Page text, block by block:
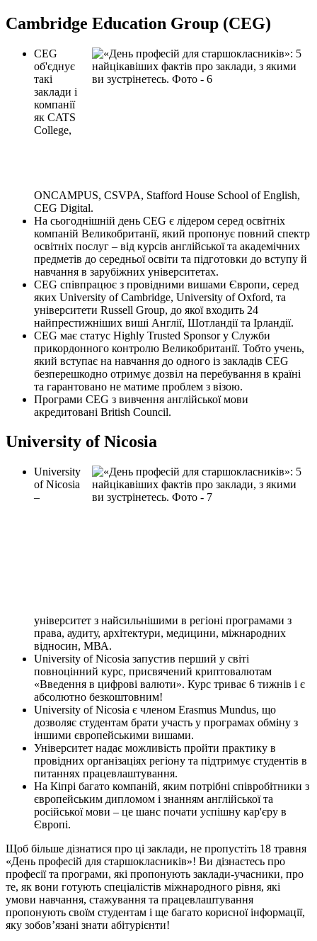
Cambridge Education Group (CEG)
CEG
об'єднує
такі
заклади і
компанії
як CATS
College,
ONCAMPUS, CSVPA, Stafford House School of English,
CEG Digital.
На сьогоднішній день CEG є лідером серед освітніх
компаній Великобританії, який пропонує повний спектр
освітніх послуг – від курсів англійської та академічних
предметів до середньої освіти та підготовки до вступу й
навчання в зарубіжних університетах.
CEG співпрацює з провідними вишами Європи, серед
яких University of Cambridge, University of Oxford, та
університети Russell Group, до якої входить 24
найпрестижніших виші Англії, Шотландії та Ірландії.
CEG має статус Highly Trusted Sponsor у Служби
прикордонного контролю Великобританії. Тобто учень,
який вступає на навчання до одного із закладів CEG
безперешкодно отримує дозвіл на перебування в країні
та гарантовано не матиме проблем з візою.
Програми CEG з вивчення англійської мови
акредитовані British Council.
University of Nicosia
University
of Nicosia
–
університет з найсильнішими в регіоні програмами з
права, аудиту, архітектури, медицини, міжнародних
відносин, МВА.
University of Nicosia запустив перший у світі
повноцінний курс, присвячений криптовалютам
«Введення в цифрові валюти». Курс триває 6 тижнів і є
абсолютно безкоштовним!
University of Nicosia є членом Erasmus Mundus, що
дозволяє студентам брати участь у програмах обміну з
іншими європейськими вишами.
Університет надає можливість пройти практику в
провідних організаціях регіону та підтримує студентів в
питаннях працевлаштування.
На Кіпрі багато компаній, яким потрібні співробітники з
європейським дипломом і знанням англійської та
російської мови – це шанс почати успішну кар'єру в
Європі.
Щоб більше дізнатися про ці заклади, не пропустіть 18 травня
«День професій для старшокласників»! Ви дізнаєтесь про
професії та програми, які пропонують заклади-учасники, про
те, як вони готують спеціалістів міжнародного рівня, які
умови навчання, стажування та працевлаштування
пропонують своїм студентам і ще багато корисної інформації,
яку зобов’язані знати абітурієнти!